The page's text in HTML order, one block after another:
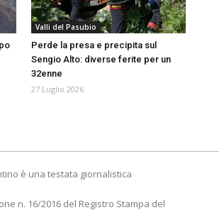
Valli del Pasubio
Perde la presa e precipita sul
Sengio Alto: diverse ferite per un
32enne
27 Luglio 2026
è una testata giornalistica
n. 16/2016 del Registro Stampa del